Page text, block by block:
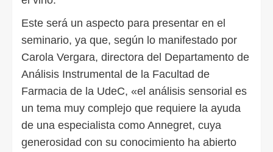
Este será un aspecto para presentar en el
seminario, ya que, según lo manifestado por
Carola Vergara, directora del Departamento de
Análisis Instrumental de la Facultad de
Farmacia de la UdeC, «el análisis sensorial es
un tema muy complejo que requiere la ayuda
de una especialista como Annegret, cuya
generosidad con su conocimiento ha abierto